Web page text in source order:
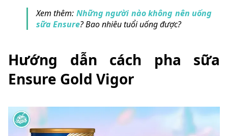
Xem thêm: Những người nào không nên uống
sữa Ensure? Bao nhiêu tuổi uống được?
Hướng dẫn cách pha sữa
Ensure Gold Vigor